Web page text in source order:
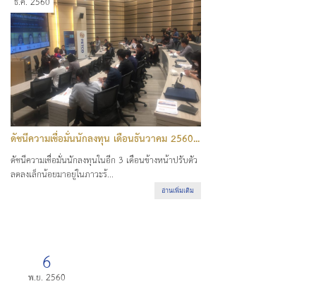
ดัชนีความเชื่อมั่นนักลงทุน เดือนธันวาคม 2560...
ดัชนีความเชื่อมั่นนักลงทุนในอีก 3 เดือนข้างหน้าปรับตัว
ลดลงเล็กน้อยมาอยู่ในภาวะร้...
อ่านเพิ่มเติม
6
พ.ย. 2560